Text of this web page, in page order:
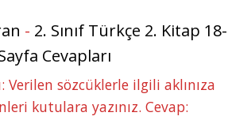
- 2. Sınıf Türkçe 2. Kitap 18-
Cevapları
Verilen sözcüklerle ilgili aklınıza
kutulara yazınız. Cevap: